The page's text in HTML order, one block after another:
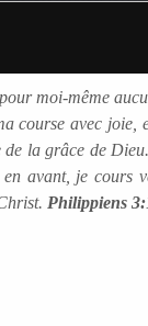
moi-même
course avec joie,
de la grâce de Dieu.
en avant, je cours
Philippiens